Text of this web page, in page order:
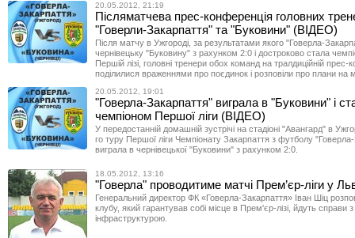
20.05.2012, 21:19
Післяматчева прес-конференція головних
"Говерли-Закарпаття" та "Буковини" (ВІДЕО)
Після матчу в Ужгороді, за результатами якого "Говерла-
чернівецьку "Буковину" з рахунком 2:0 і достроково стала
Першій лізі, головні тренери обох команд на тралдиційній прес-
поділилися враженнями про поєдинок і розповіли про плани на
20.05.2012, 19:01
"Говерла-Закарпаття" виграла в "Буковини" і
чемпіоном Першої ліги (ВІДЕО)
У передостанній домашній зустрічі на стадіоні "Авангард" в
го туру Першої ліги Чемпіонату Закарпаття з футболу
виграла в чернівецької "Буковини" з рахунком 2:0.
18.05.2012, 13:16
"Говерла" проводитиме матчі Прем’єр-ліги у
Генеральний директор ФК «Говерла-Закарпаття» Іван Шіц
клубу, який гарантував собі місце в Прем'єр-лізі, йдуть справи з
інфраструктурою.